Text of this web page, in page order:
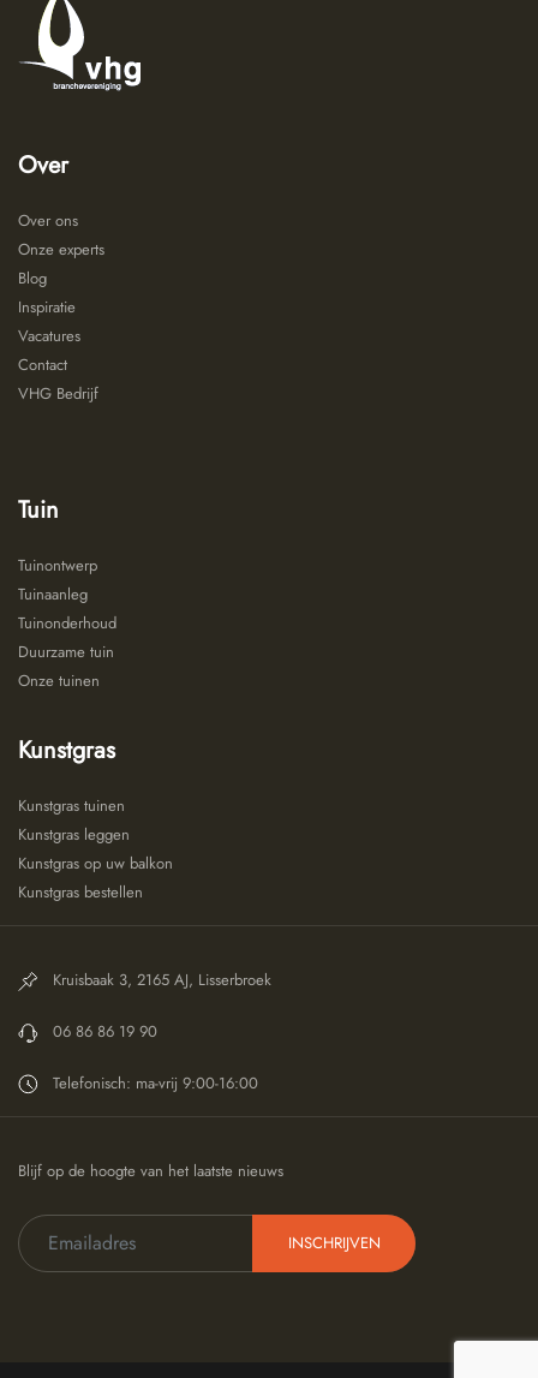
Over
Over ons
Onze experts
Blog
Inspiratie
Vacatures
Contact
VHG Bedrijf
Tuin
Tuinontwerp
Tuinaanleg
Tuinonderhoud
Duurzame tuin
Onze tuinen
Kunstgras
Kunstgras tuinen
Kunstgras leggen
Kunstgras op uw balkon
Kunstgras bestellen
Kruisbaak 3, 2165 AJ, Lisserbroek
06 86 86 19 90
Telefonisch: ma-vrij 9:00-16:00
Blijf op de hoogte van het laatste nieuws
INSCHRIJVEN